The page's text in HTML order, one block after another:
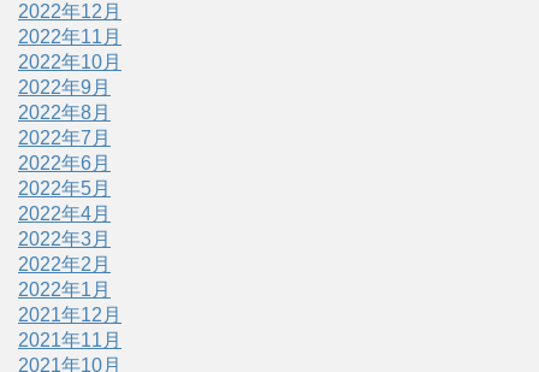
2022年12月
2022年11月
2022年10月
2022年9月
2022年8月
2022年7月
2022年6月
2022年5月
2022年4月
2022年3月
2022年2月
2022年1月
2021年12月
2021年11月
2021年10月